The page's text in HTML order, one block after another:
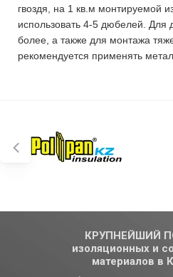
гвоздя, на 1 кв.м монтируемой
использовать 4-5 дюбелей.
более, а также для монтажа
рекомендуется применять
КРУПНЕЙШИЙ
изоляционных и
материалов в